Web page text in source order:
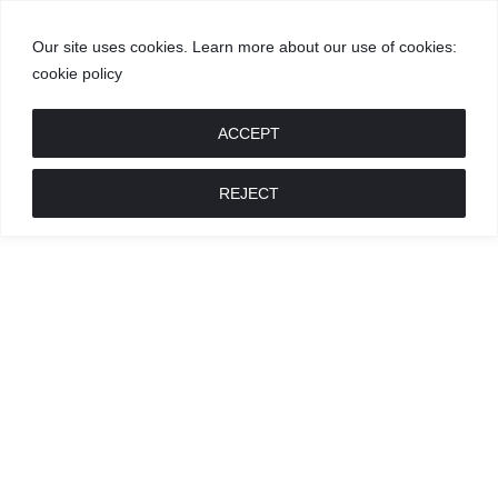
Our site uses cookies. Learn more about our use of cookies:
cookie policy
REJECT
ACCEPT
GROŽIS
MADA